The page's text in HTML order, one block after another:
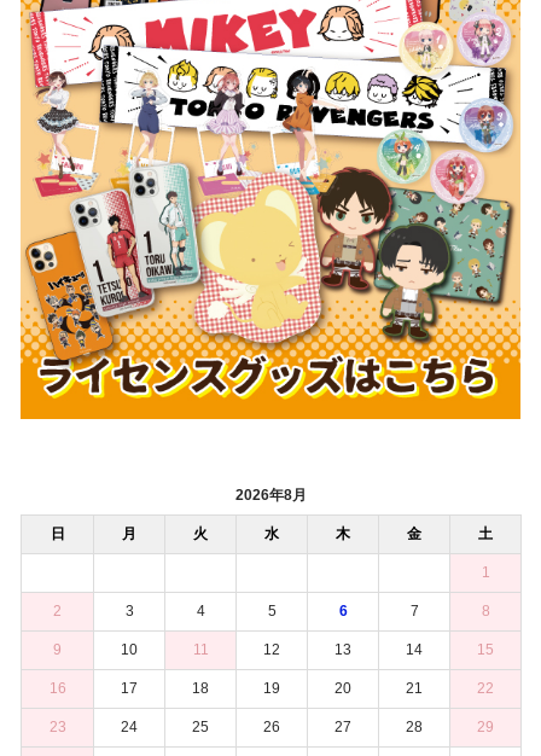
2026年8月
日 月 火 水 木 金 土
1
2 3 4 5 6 7 8
9 10 11 12 13 14 15
16 17 18 19 20 21 22
23 24 25 26 27 28 29